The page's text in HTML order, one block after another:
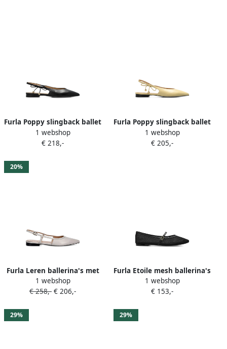
Furla Poppy slingback ballet
flats Zwart
1 webshop
€ 218,-
Furla Poppy slingback ballet
flats Beige
1 webshop
€ 205,-
20%
Furla Leren ballerina's met
puntige gesp Grijs
1 webshop
€ 258,- € 206,-
Furla Etoile mesh ballerina's
Zwart
1 webshop
€ 153,-
29% 29%